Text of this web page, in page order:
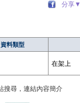
分享▼
資料類型
在架上
搜尋，連結內容簡介